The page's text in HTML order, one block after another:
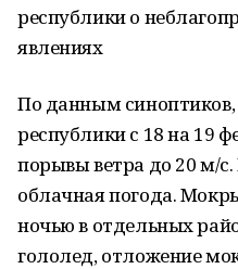
республики о
явлениях
По данным
республики с 18 на 19
порывы ветра до 20 м/с.
облачная погода.
ночью в отдельных
гололед, отложение